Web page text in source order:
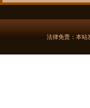
法律免责：本站